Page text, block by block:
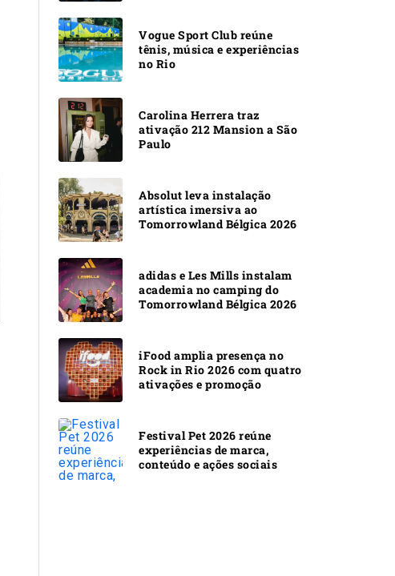
Vogue Sport Club reúne
tênis, música e experiências
no Rio
Carolina Herrera traz
ativação 212 Mansion a São
Paulo
Absolut leva instalação
artística imersiva ao
Tomorrowland Bélgica 2026
adidas e Les Mills instalam
academia no camping do
Tomorrowland Bélgica 2026
iFood amplia presença no
Rock in Rio 2026 com quatro
ativações e promoção
Festival Pet 2026 reúne
experiências de marca,
conteúdo e ações sociais